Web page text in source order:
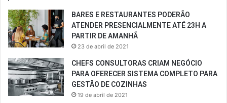
BARES E RESTAURANTES PODERÃO
ATENDER PRESENCIALMENTE ATÉ 23H A
PARTIR DE AMANHÃ
23 de abril de 2021
CHEFS CONSULTORAS CRIAM NEGÓCIO
PARA OFERECER SISTEMA COMPLETO PARA
GESTÃO DE COZINHAS
19 de abril de 2021